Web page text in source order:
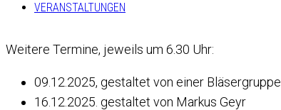
VERANSTALTUNGEN
Weitere Termine, jeweils um 6.30 Uhr:
09.12.2025, gestaltet von einer Bläsergruppe
16.12.2025. gestaltet von Markus Geyr